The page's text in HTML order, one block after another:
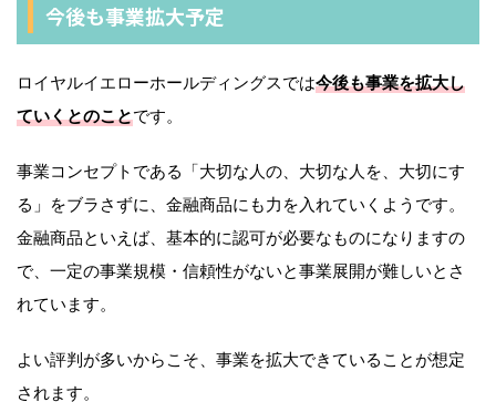
今後も事業拡大予定
ロイヤルイエローホールディングスでは今後も事業を拡大し
ていくとのことです。
事業コンセプトである「大切な人の、大切な人を、大切にす
る」をブラさずに、金融商品にも力を入れていくようです。
金融商品といえば、基本的に認可が必要なものになりますの
で、一定の事業規模・信頼性がないと事業展開が難しいとさ
れています。
よい評判が多いからこそ、事業を拡大できていることが想定
されます。